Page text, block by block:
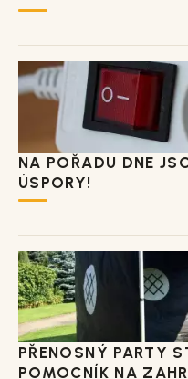
NA POŘADU DNE
ÚSPORY!
PŘENOSNÝ PARTY
POMOCNÍK NA